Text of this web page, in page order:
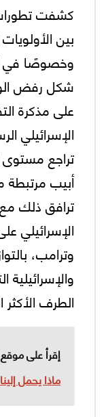
بين الأولويات
وخصوصًا في
شكل رفض
على مذكرة
الإسرائيلي
تراجع
أبيب مرتبطة
ترافق ذلك
الإسرائيلي
وترامب،
الطرف الأكثر
إقرأ على موقع 180
ماذا يحمل إلينا